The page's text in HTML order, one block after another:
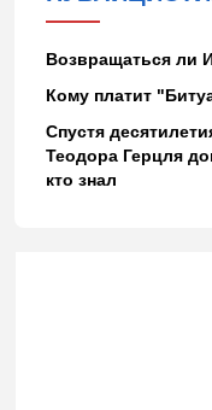
Возвращаться ли
Кому платит
Спустя
Теодора Герцля
кто знал